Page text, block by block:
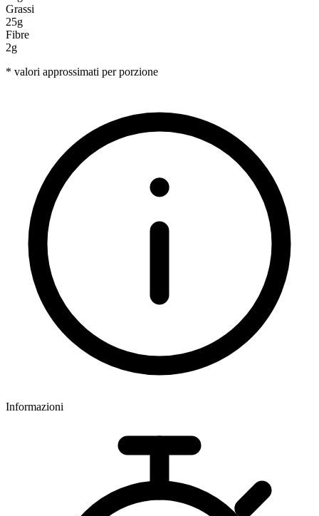
Grassi
25g
Fibre
2g
* valori approssimati per porzione
Informazioni